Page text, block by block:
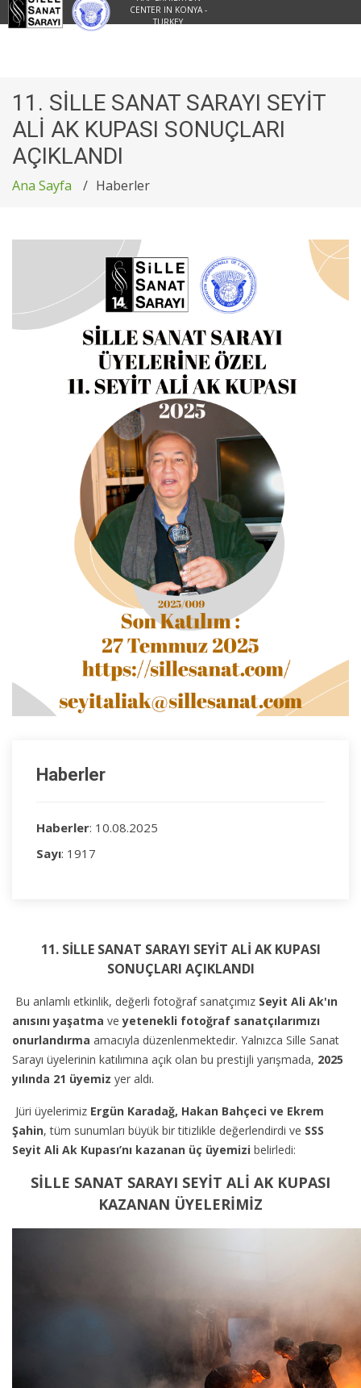
CENTER IN KONYA -
TURKEY
11. SİLLE SANAT SARAYI SEYİT
ALİ AK KUPASI SONUÇLARI
AÇIKLANDI
Ana Sayfa Haberler
Haberler
Haberler: 10.08.2025
Sayı: 1917
11. SİLLE SANAT SARAYI SEYİT ALİ AK KUPASI
SONUÇLARI AÇIKLANDI
Bu anlamlı etkinlik, değerli fotoğraf sanatçımız Seyit Ali Ak'ın
anısını yaşatma veyetenekli fotoğraf sanatçılarımızı
onurlandırma amacıyla düzenlenmektedir. Yalnızca Sille Sanat
Sarayı üyelerinin katılımına açık olan bu prestijli yarışmada, 2025
yılında 21 üyemiz yer aldı.
Jüri üyelerimiz Ergün Karadağ, Hakan Bahçeci ve Ekrem
Şahin, tüm sunumları büyük bir titizlikle değerlendirdi ve SSS
Seyit Ali Ak Kupası’nı kazanan üç üyemizi belirledi:
SİLLE SANAT SARAYI SEYİT ALİ AK KUPASI
KAZANAN ÜYELERİMİZ